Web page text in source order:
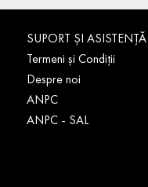
SUPORT ȘI ASISTENȚĂ
Termeni și Condiții
Despre noi
ANPC
ANPC - SAL